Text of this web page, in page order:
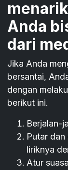
Anda
dari
Jika Anda
bersantai,
dengan
berikut ini.
Berjalan-
Putar
liriknya
Atur